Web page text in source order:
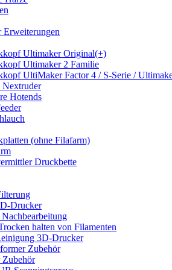
Ultimaker Original(+)
Ultimaker 2 Familie
UltiMaker Factor 4 / S-Serie /
Nextruder
Hotends
(ohne Filafarm)
Druckbette
Drucker
halten von Filamenten
3D-Drucker
Zubehör
Zubehör